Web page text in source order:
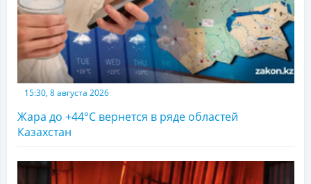
15:30, 8 августа 2026
Жара до +44°С вернется в ряде областей
Казахстан